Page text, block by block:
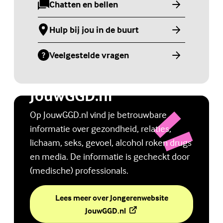
Chatten en bellen
(Externe link)
Hulp bij jou in de buurt
(Externe link)
Veelgestelde vragen
(Externe link)
Jongerenwebsite
JouwGGD.nl
Op JouwGGD.nl vind je betrouwbare
informatie over gezondheid, relaties,
lichaam, seks, gevoel, alcohol roken drugs
en media. De informatie is gecheckt door
(medische) professionals.
Lees meer over Jongerenwebsite
JouwGGD.nl(Externe link)